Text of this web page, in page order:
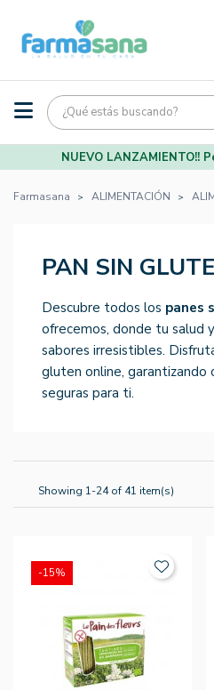
NUEVO LANZAMIENTO!!
Farmasana ALIMENTACIÓN
PAN SIN
Descubre todos los panes
ofrecemos, donde tu salud
sabores irresistibles.
gluten online, garantizando
seguras para ti.
Showing 1-24 of 41 item(s)
-15%